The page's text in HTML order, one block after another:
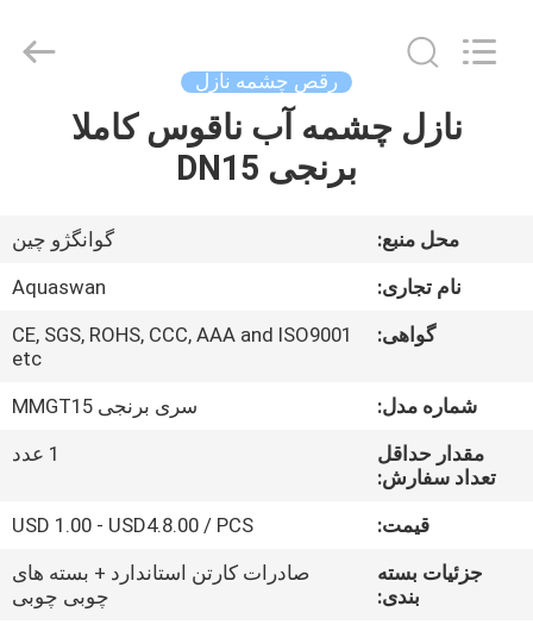
صفحه
محصولات
کارخانه
کیفیت
رقص چشمه نازل
نازل چشمه آب ناقوس کاملا
برنجی DN15
محل منبع:
گوانگژو چین
نام تجاری:
Aquaswan
گواهی:
CE, SGS, ROHS, CCC, AAA and ISO9001
etc
شماره مدل:
سری برنجی MMGT15
مقدار حداقل
تعداد سفارش:
1 عدد
قیمت:
USD 1.00 - USD4.8.00 / PCS
جزئیات بسته
بندی:
صادرات کارتن استاندارد + بسته های
چوبی چوبی